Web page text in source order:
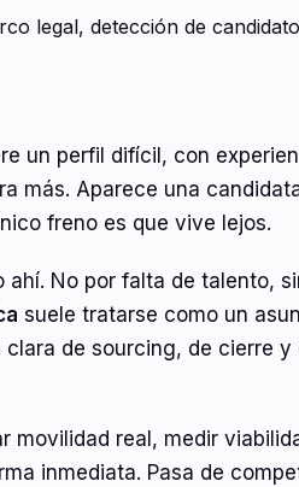
legal, detección de
un perfil difícil, con
más. Aparece una
freno es que vive lejos.
No por falta de talento,
suele tratarse como un
de sourcing, de cierre
movilidad real, medir
inmediata. Pasa de